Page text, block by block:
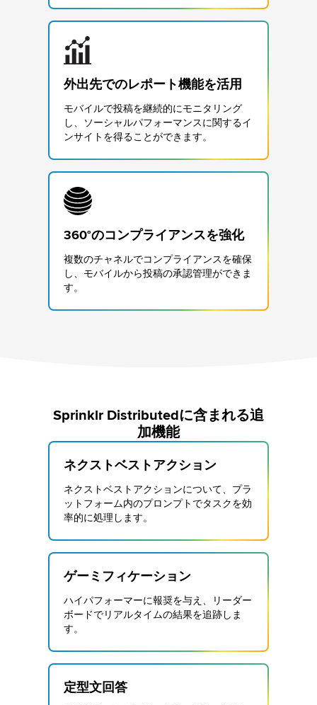
外出先でのレポート機能を活用
モバイルで投稿を継続的にモニタリング
し、ソーシャルパフォーマンスに関するイ
ンサイトを得ることができます。
360°のコンプライアンスを強化
複数のチャネルでコンプライアンスを確保
し、モバイルから投稿の承認管理ができま
す。
Sprinklr Distributedに含まれる追
加機能
ネクストベストアクション
ネクストベストアクションについて、プラ
ットフォーム内のプロンプトでタスクを効
率的に処理します。
ゲーミフィケーション
ハイパフォーマーに報奨を与え、リーダー
ボードでリアルタイムの結果を追跡しま
す。
定型文回答